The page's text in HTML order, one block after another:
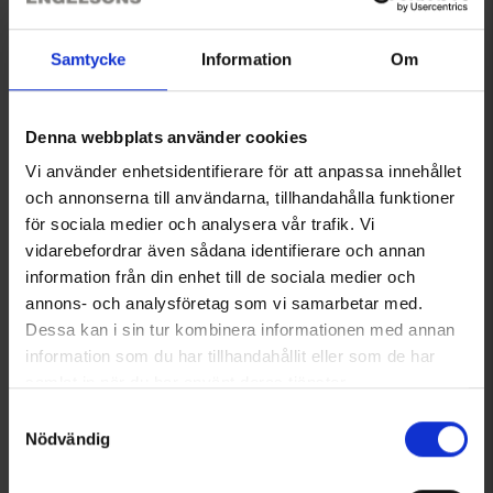
Samtycke Information Om
Denna webbplats använder cookies
Vi använder enhetsidentifierare för att anpassa innehållet
och annonserna till användarna, tillhandahålla funktioner
för sociala medier och analysera vår trafik. Vi
vidarebefordrar även sådana identifierare och annan
information från din enhet till de sociala medier och
annons- och analysföretag som vi samarbetar med.
Dessa kan i sin tur kombinera informationen med annan
information som du har tillhandahållit eller som de har
Nödvändig
Funktionskeps
Från75 kr
OrganoTex BioCare Sport
Textile Wash
149 kr
Liknande produkter